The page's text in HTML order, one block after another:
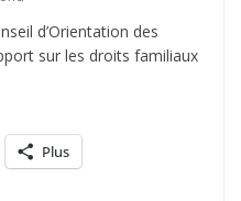
d’Orientation des
sur les droits familiaux
Plus